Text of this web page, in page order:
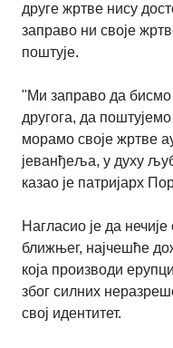
друге жртве нису
заправо ни своје
поштује.
"Ми заправо да
другога, да
морамо своје жртве
јеванђеља, у духу
казао је патријарх
Нагласио је да
ближњег, најчешће
која производи
због силних
свој идентитет.